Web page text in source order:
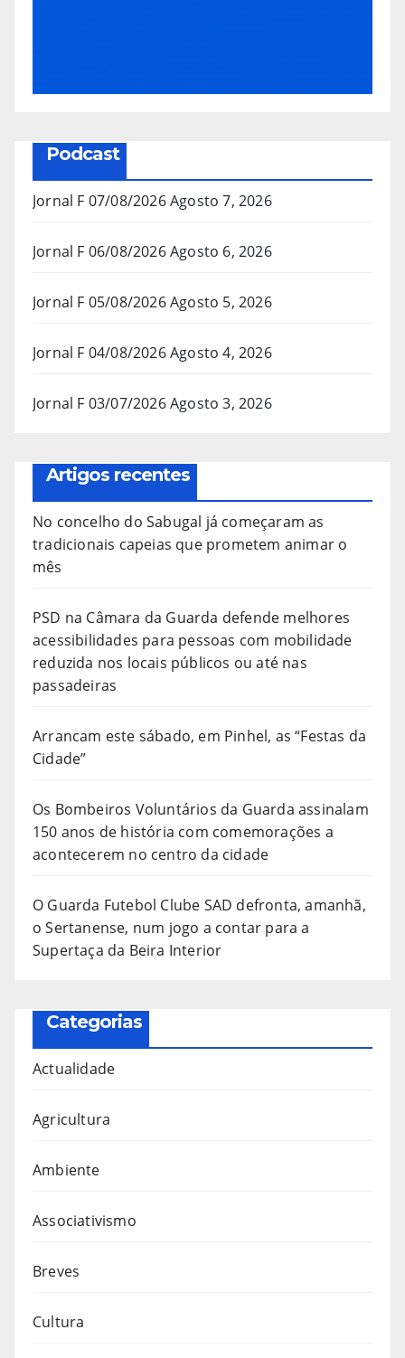
Podcast
Jornal F 07/08/2026Agosto 7, 2026
Jornal F 06/08/2026Agosto 6, 2026
Jornal F 05/08/2026Agosto 5, 2026
Jornal F 04/08/2026Agosto 4, 2026
Jornal F 03/07/2026Agosto 3, 2026
Artigos recentes
No concelho do Sabugal já começaram as
tradicionais capeias que prometem animar o
mês
PSD na Câmara da Guarda defende melhores
acessibilidades para pessoas com mobilidade
reduzida nos locais públicos ou até nas
passadeiras
Arrancam este sábado, em Pinhel, as “Festas da
Cidade”
Os Bombeiros Voluntários da Guarda assinalam
150 anos de história com comemorações a
acontecerem no centro da cidade
O Guarda Futebol Clube SAD defronta, amanhã,
o Sertanense, num jogo a contar para a
Supertaça da Beira Interior
Categorias
Actualidade
Agricultura
Ambiente
Associativismo
Breves
Cultura